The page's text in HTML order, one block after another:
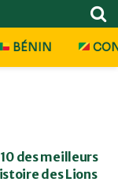
BÉNIN
des meilleurs
des Lions